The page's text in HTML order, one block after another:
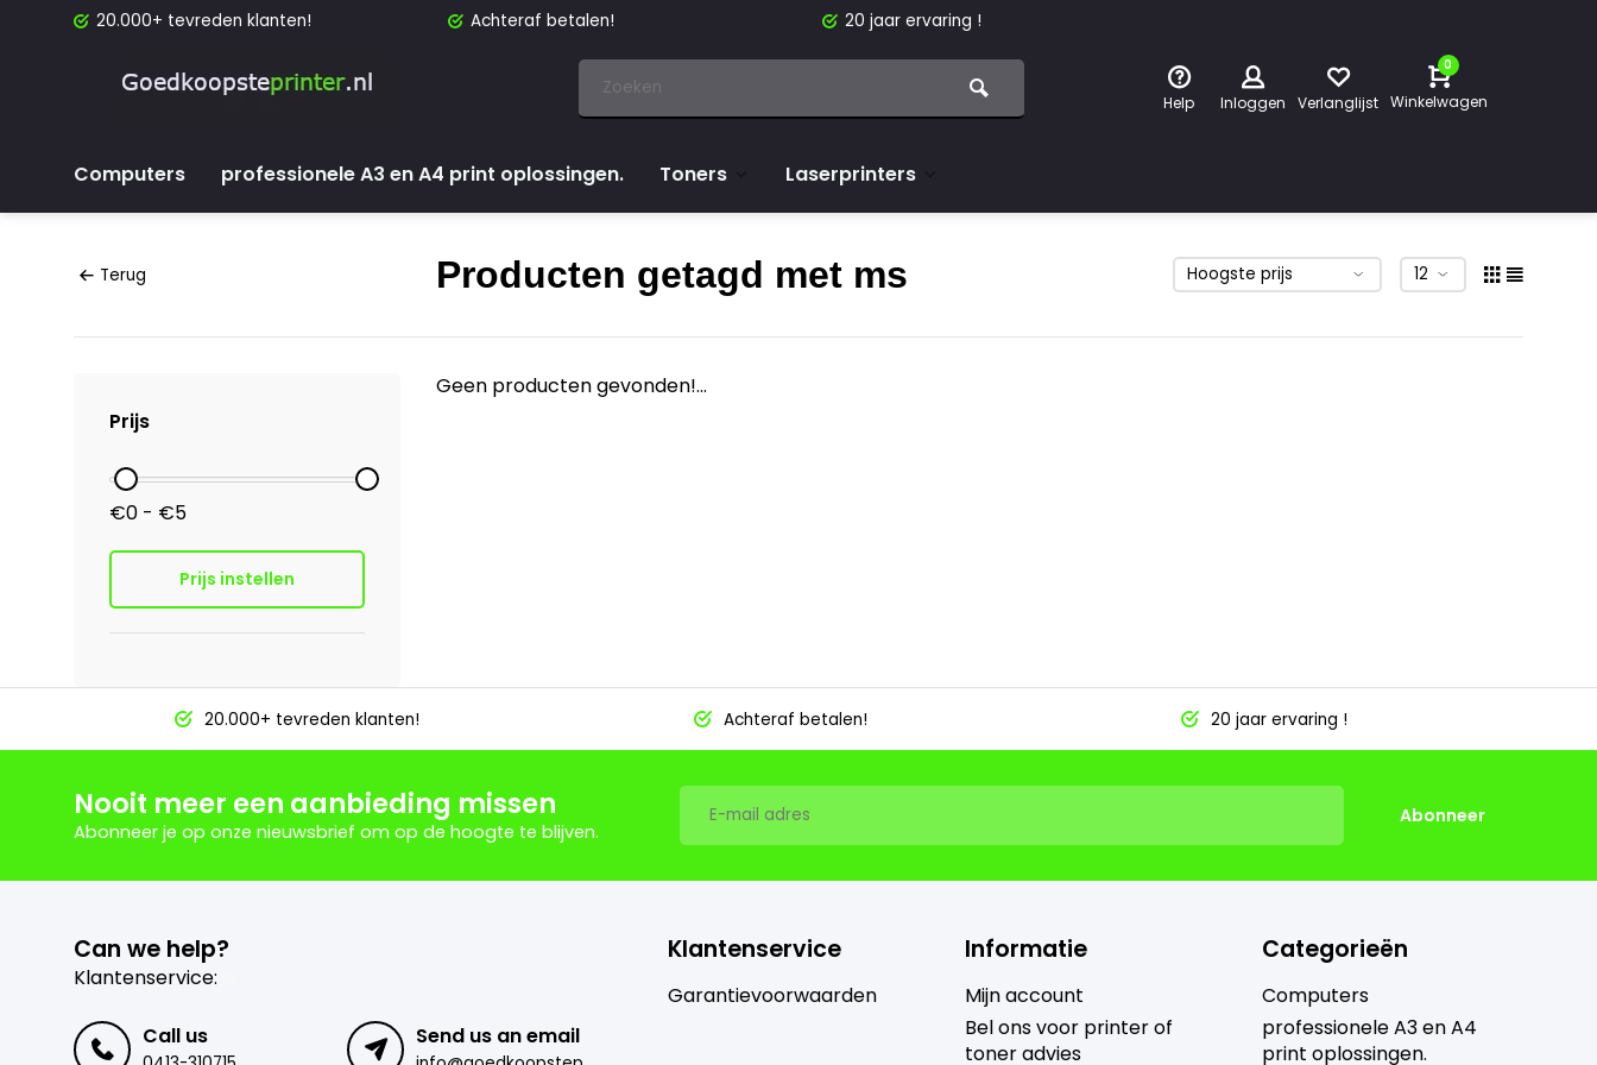
20.000+ tevreden klanten! Achteraf betalen! 20 jaar ervaring !
Help Inloggen Verlanglijst
0
Winkelwagen
Computers professionele A3 en A4 print oplossingen. Toners Laserprinters
Terug Producten getagd met ms
Prijs
€0 - €5
Prijs instellen
Geen producten gevonden!...
20.000+ tevreden klanten! Achteraf betalen! 20 jaar ervaring !
Nooit meer een aanbieding missen
Abonneer je op onze nieuwsbrief om op de hoogte te blijven.
Abonneer
Can we help?
Klantenservice:
Call us
Send us an email
Klantenservice
Garantievoorwaarden
Informatie
Mijn account
Bel ons voor printer of
toner advies
Categorieën
Computers
professionele A3 en A4
print oplossingen.